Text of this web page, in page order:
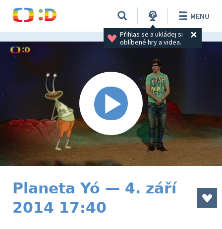
Přihlas se a ukládej si
oblíbené hry a videa.
MENU
Planeta Yó — 4. září
2014 17:40